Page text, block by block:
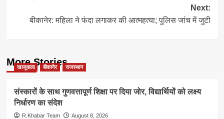
Next:
बीकानेर: महिला ने फंदा लगाकर की आत्महत्या; पुलिस जांच में जुटी
More Stories
खाजूवाला बीकानेर राजस्थान
संस्कारों के साथ गुणवत्तापूर्ण शिक्षा पर दिया जोर, विद्यार्थियों को लक्ष्य
निर्धारण का संदेश
R.Khabar Team
August 8, 2026